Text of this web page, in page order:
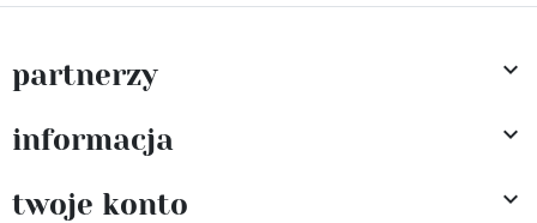
partnerzy 
informacja 
twoje konto 